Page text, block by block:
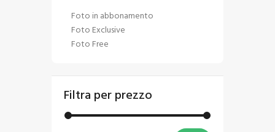
Foto in abbonamento
Foto Exclusive
Foto Free
Filtra per prezzo